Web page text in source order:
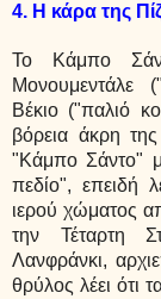
4. Η κάρα της
Το Kάμπο
Μονουμεντάλε
Βέκιο ("παλιό
βόρεια άκρη
"Κάμπο Σάντο"
πεδίο", επειδή
ιερού χώματος
την Τέταρτη
Λανφράνκι,
θρύλος λέει